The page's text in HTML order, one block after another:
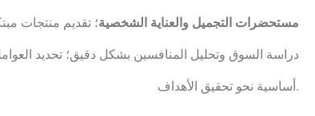
مستحضرات التجميل والعناية الشخصية؛ تقديم منتجات
دراسة السوق وتحليل المنافسين بشكل دقيق؛ تحديد
أساسية نحو تحقيق الأهداف.